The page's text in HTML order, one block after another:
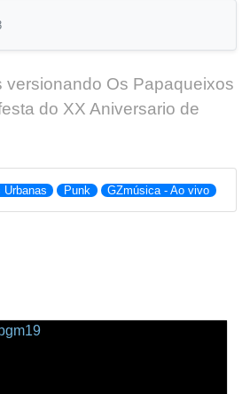
versionando Os Papaqueixos
do XX Aniversario de
Urbanas Punk GZmúsica - Ao vivo